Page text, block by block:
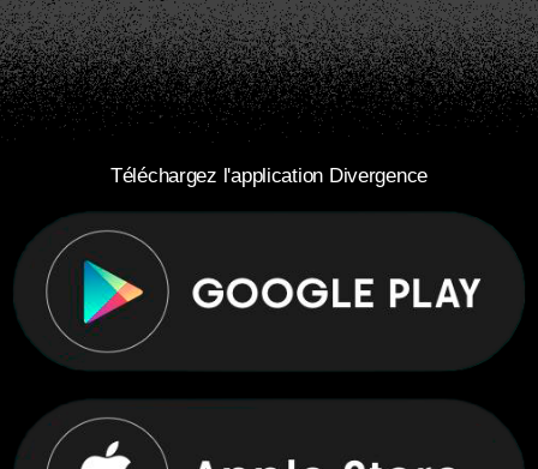
Téléchargez l'application Divergence